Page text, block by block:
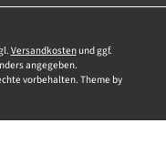
Versandkostenund ggf.
angegeben.
vorbehalten. Theme by